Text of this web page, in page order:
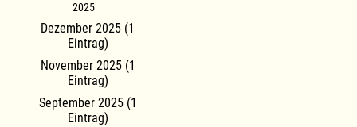
2025
Dezember 2025 (1
Eintrag)
November 2025 (1
Eintrag)
September 2025 (1
Eintrag)